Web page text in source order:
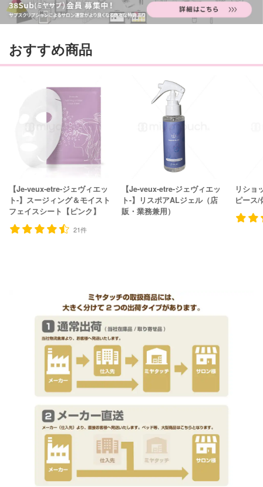
おすすめ商品
【Je-veux-etre-ジェヴィエッ
ト-】スージィング＆モイスト
フェイスシート【ピンク】
21件
【Je-veux-etre-ジェヴィエッ
ト-】リスポアALジェル（店
販・業務兼用）
リショ
ピース/